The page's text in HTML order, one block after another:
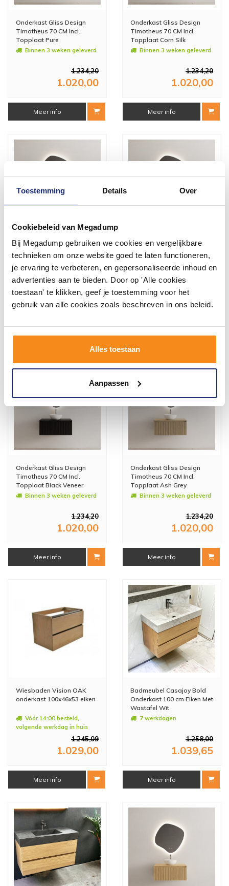
Toestemming Details Over
Cookiebeleid van Megadump
Bij Megadump gebruiken we cookies en vergelijkbare
technieken om onze website goed te laten functioneren,
je ervaring te verbeteren, en gepersonaliseerde inhoud en
advertenties aan te bieden. Door op 'Alle cookies
toestaan' te klikken, geef je toestemming voor het
gebruik van alle cookies zoals beschreven in ons beleid.
Alles toestaan
Aanpassen
Onderkast Gliss Design
Timotheus 70 CM Incl.
Topplaat Pure
Binnen 3 weken geleverd
1.234,20
1.020,00
Meer info
Onderkast Gliss Design
Timotheus 70 CM Incl.
Topplaat Corn Silk
Binnen 3 weken geleverd
1.234,20
1.020,00
Meer info
Onderkast Gliss Design
Timotheus 70 CM Incl.
Binnen 3 (werk)dagen
geleverd
1.234,20
1.020,00
Meer info
Onderkast Gliss Design
Timotheus 70 CM Incl.
Binnen 3 weken geleverd
1.234,20
1.020,00
Meer info
Onderkast Gliss Design
Timotheus 70 CM Incl.
Topplaat Black Veneer
Binnen 3 weken geleverd
1.234,20
1.020,00
Meer info
Onderkast Gliss Design
Timotheus 70 CM Incl.
Topplaat Ash Grey
Binnen 3 weken geleverd
1.234,20
1.020,00
Meer info
Wiesbaden Vision OAK
onderkast 100x46x53 eiken
Vóór 14:00 besteld,
volgende werkdag in huis
1.245,09
1.029,00
Meer info
Badmeubel Casajoy Bold
Onderkast 100 cm Eiken Met
Wastafel Wit
7 werkdagen
1.258,00
1.039,65
Meer info